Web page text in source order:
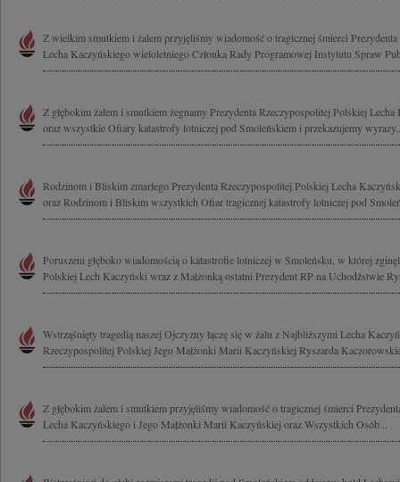
Z wielkim smutkiem i żalem przyjęliśmy wiadomość o tragicznej śmierci
Lecha Kaczyńskiego wieloletniego Członka Rady Programowej Instytutu Spraw
Z głębokim żalem i smutkiem żegnamy Prezydenta Rzeczypospolitej Polskiej Lecha
oraz wszystkie Ofiary katastrofy lotniczej pod Smoleńskiem i przekazujemy
Rodzinom i Bliskim zmarłego Prezydenta Rzeczypospolitej Polskiej Lecha
oraz Rodzinom i Bliskim wszystkich Ofiar tragicznej katastrofy lotniczej pod
Poruszeni głęboko wiadomością o katastrofie lotniczej w Smoleńsku, w której
Polskiej Lech Kaczyński wraz z Małżonką ostatni Prezydent RP na Uchodźstwie
Wstrząśnięty tragedią naszej Ojczyzny łączę się w żalu z Najbliższymi Lecha
Rzeczypospolitej Polskiej Jego Małżonki Marii Kaczyńskiej Ryszarda
Z głębokim żalem i smutkiem przyjęliśmy wiadomość o tragicznej śmierci
Lecha Kaczyńskiego i Jego Małżonki Marii Kaczyńskiej oraz Wszystkich Osób...